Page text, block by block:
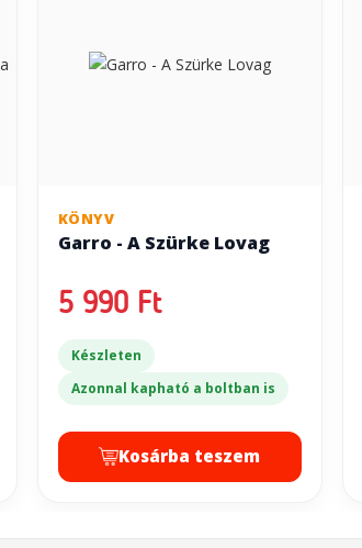
KÖNYV
Garro - A Szürke Lovag
5 990 Ft
Készleten
Azonnal kapható a boltban is
Kosárba teszem